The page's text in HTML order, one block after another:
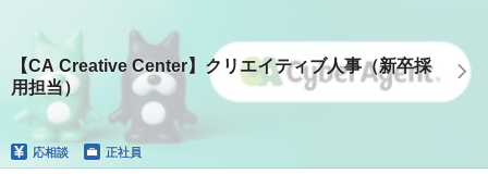
【CA Creative Center】クリエイティブ人事（新卒採
用担当）
応相談 正社員